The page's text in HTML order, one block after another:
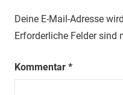
Deine E-Mail-Adresse
Erforderliche Felder sind
Kommentar *